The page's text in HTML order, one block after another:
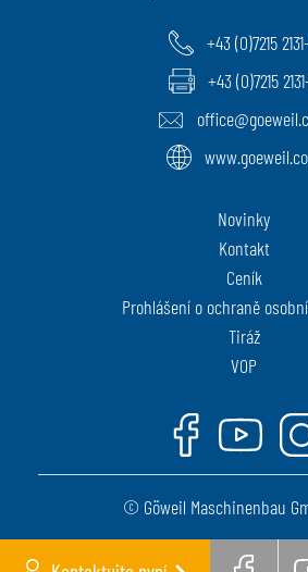
+43 (0)7215
+43 (0)7215
Novinky
Kontakt
Ceník
Prohlášení o ochraně
Tiráž
VOP
Facebook
© Göweil Maschinenbau